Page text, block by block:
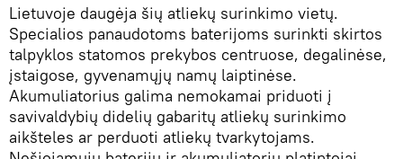
Lietuvoje daugėja šių atliekų surinkimo vietų.
Specialios panaudotoms baterijoms surinkti skirtos
talpyklos statomos prekybos centruose, degalinėse,
įstaigose, gyvenamųjų namų laiptinėse.
Akumuliatorius galima nemokamai priduoti į
savivaldybių didelių gabaritų atliekų surinkimo
aikšteles ar perduoti atliekų tvarkytojams.